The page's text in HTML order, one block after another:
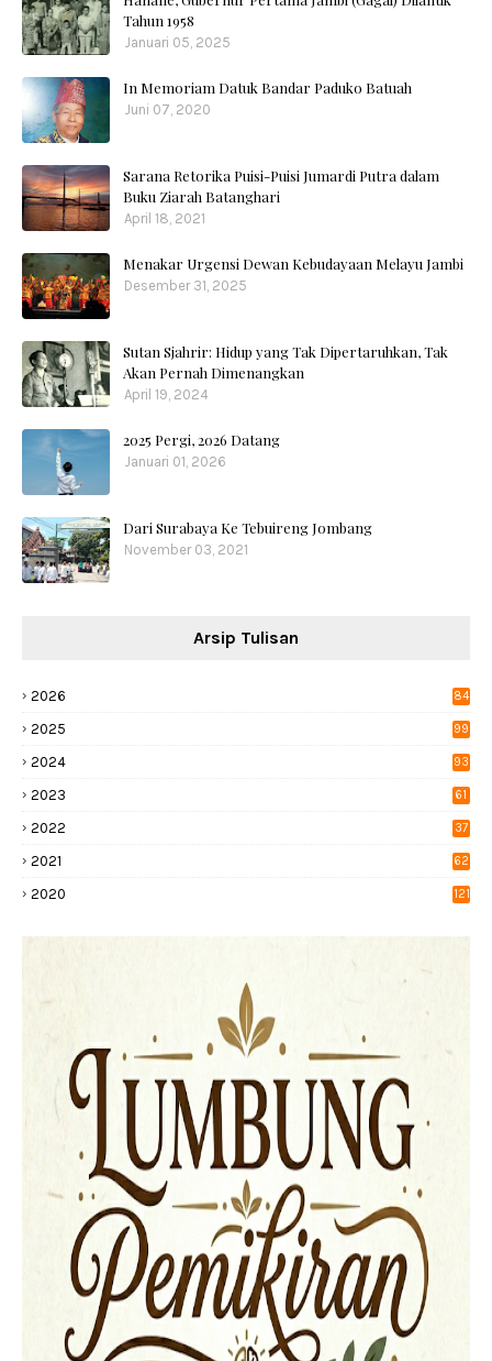
Tahun 1958
Januari 05, 2025
In Memoriam Datuk Bandar Paduko Batuah
Juni 07, 2020
Sarana Retorika Puisi-Puisi Jumardi Putra dalam
Buku Ziarah Batanghari
April 18, 2021
Menakar Urgensi Dewan Kebudayaan Melayu Jambi
Desember 31, 2025
Sutan Sjahrir: Hidup yang Tak Dipertaruhkan, Tak
Akan Pernah Dimenangkan
April 19, 2024
2025 Pergi, 2026 Datang
Januari 01, 2026
Dari Surabaya Ke Tebuireng Jombang
November 03, 2021
Arsip Tulisan
2026 84
2025 99
2024 93
2023 61
2022 37
2021 62
2020 121